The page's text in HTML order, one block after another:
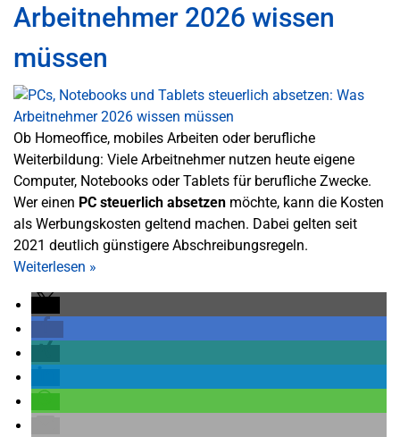
Arbeitnehmer 2026 wissen
müssen
Ob Homeoffice, mobiles Arbeiten oder berufliche
Weiterbildung: Viele Arbeitnehmer nutzen heute eigene
Computer, Notebooks oder Tablets für berufliche Zwecke.
Wer einen PC steuerlich absetzen möchte, kann die Kosten
als Werbungskosten geltend machen. Dabei gelten seit
2021 deutlich günstigere Abschreibungsregeln.
Weiterlesen »